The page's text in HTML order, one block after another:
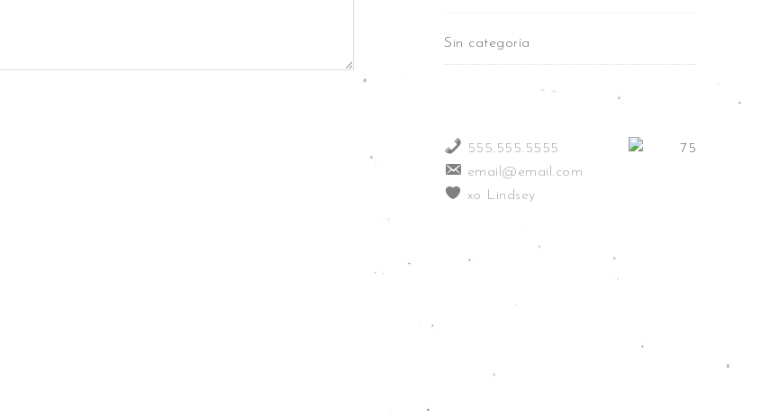
Sin categoría
555.555.5555
email@email.com
xo Lindsey